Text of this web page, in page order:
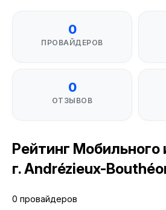
0
ПРОВАЙДЕРОВ
0
ОТЗЫВОВ
Рейтинг Мобильного
г. Andrézieux-
0 провайдеров